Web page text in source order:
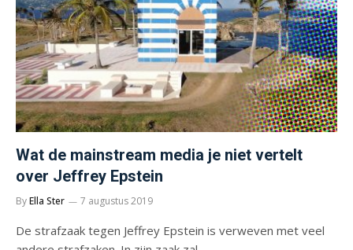
Wat de mainstream media je niet vertelt
over Jeffrey Epstein
ByElla Ster 7 augustus 2019
De strafzaak tegen Jeffrey Epstein is verweven met veel